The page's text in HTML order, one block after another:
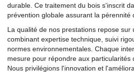
durable. Ce traitement du bois s'inscrit
prévention globale assurant la pérennité
La qualité de nos prestations repose sur
combinant expertise technique, suivi
normes environnementales. Chaque
mesure pour répondre aux particularités
Nous privilégions l'innovation et